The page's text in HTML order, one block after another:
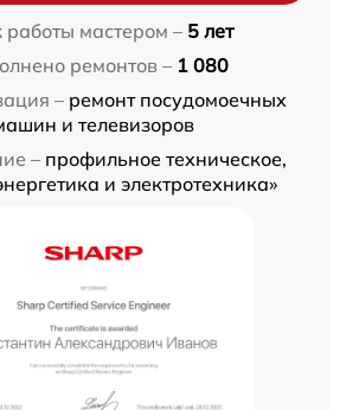
работы мастером – 5 лет
ремонтов – 1 080
– ремонт посудомоечных
и телевизоров
– профильное техническое,
и электротехника»